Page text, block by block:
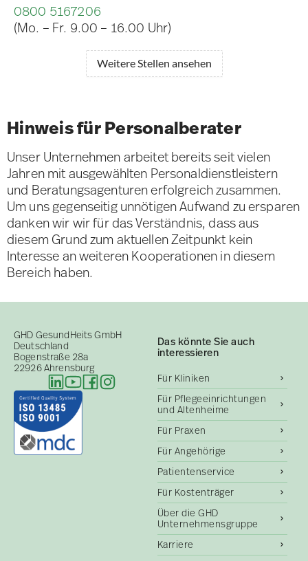
0800 5167206
(Mo. – Fr. 9.00 – 16.00 Uhr)
Weitere Stellen ansehen
Hinweis für Personalberater
Unser Unternehmen arbeitet bereits seit vielen
Jahren mit ausgewählten Personaldienstleistern
und Beratungsagenturen erfolgreich zusammen.
Um uns gegenseitig unnötigen Aufwand zu ersparen
danken wir wir für das Verständnis, dass aus
diesem Grund zum aktuellen Zeitpunkt kein
Interesse an weiteren Kooperationen in diesem
Bereich haben.
GHD GesundHeits GmbH
Deutschland
Bogenstraße 28a
22926 Ahrensburg
Das könnte Sie auch
interessieren
Für Kliniken
Für Pflegeeinrichtungen
und Altenheime
Für Praxen
Für Angehörige
Patientenservice
Für Kostenträger
Über die GHD
Unternehmensgruppe
Karriere